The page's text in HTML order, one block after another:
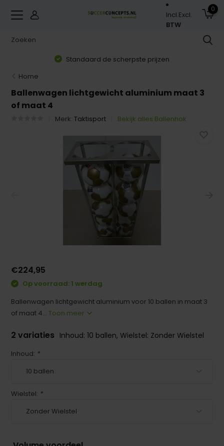
Incl.Excl.
BTW
0
Standaard de scherpste prijzen
Home
Ballenwagen lichtgewicht aluminium maat 3
of maat 4
Merk:Taktisport Bekijk alles Ballenhok
€224,95
Op voorraad: 1 werdag
Ballenwagen lichtgewicht aluminium voor 10 ballen in maat 3
of maat 4...Toon meer
2 variaties Inhoud: 10 ballen, Wielstel: Zonder Wielstel
Inhoud: *
Wielstel: *